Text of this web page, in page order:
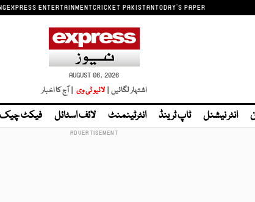
EXPRESS ENTERTAINMENTCRICKET PAKISTANTODAY'S PAPER
AUGUST 06, 2026
اشتہار لگائیں | لائیو ٹی وی | آج کا اخبار
انٹر نیشنل ٹاپ ٹرینڈ انٹرٹینمنٹ لائف اسٹائل فیکٹ چیک